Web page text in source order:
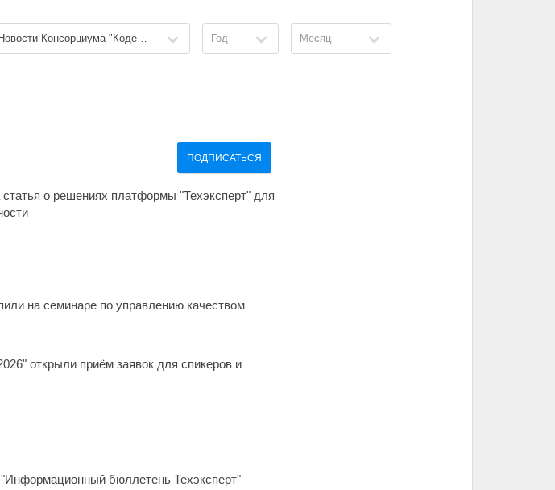
Новости Консорциума "Кодекс" Год Месяц
ПОДПИСАТЬСЯ
о решениях платформы "Техэксперт" для
на семинаре по управлению качеством
открыли приём заявок для спикеров и
бюллетень Техэксперт"